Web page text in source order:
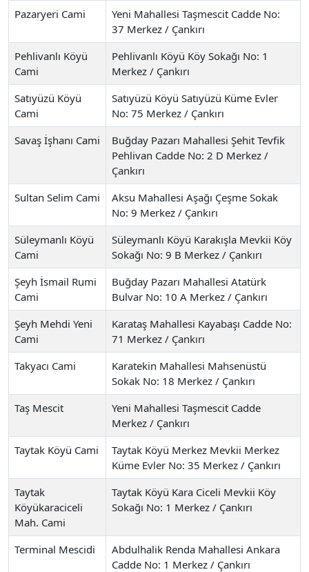
Pazaryeri Cami
Yeni Mahallesi Taşmescit Cadde No:
37 Merkez / Çankırı
Pehlivanlı Köyü
Cami
Pehlivanlı Köyü Köy Sokağı No: 1
Merkez / Çankırı
Satıyüzü Köyü
Cami
Satıyüzü Köyü Satıyüzü Küme Evler
No: 75 Merkez / Çankırı
Savaş İşhanı Cami
Buğday Pazarı Mahallesi Şehit Tevfik
Pehlivan Cadde No: 2 D Merkez /
Çankırı
Sultan Selim Cami
Aksu Mahallesi Aşağı Çeşme Sokak
No: 9 Merkez / Çankırı
Süleymanlı Köyü
Cami
Süleymanlı Köyü Karakışla Mevkii Köy
Sokağı No: 9 B Merkez / Çankırı
Şeyh İsmail Rumi
Cami
Buğday Pazarı Mahallesi Atatürk
Bulvar No: 10 A Merkez / Çankırı
Şeyh Mehdi Yeni
Cami
Karataş Mahallesi Kayabaşı Cadde No:
71 Merkez / Çankırı
Takyacı Cami
Karatekin Mahallesi Mahsenüstü
Sokak No: 18 Merkez / Çankırı
Taş Mescit
Yeni Mahallesi Taşmescit Cadde
Merkez / Çankırı
Taytak Köyü Cami
Taytak Köyü Merkez Mevkii Merkez
Küme Evler No: 35 Merkez / Çankırı
Taytak
Köyükaraciceli
Mah. Cami
Taytak Köyü Kara Ciceli Mevkii Köy
Sokağı No: 1 Merkez / Çankırı
Terminal Mescidi
Abdulhalik Renda Mahallesi Ankara
Cadde No: 1 Merkez / Çankırı